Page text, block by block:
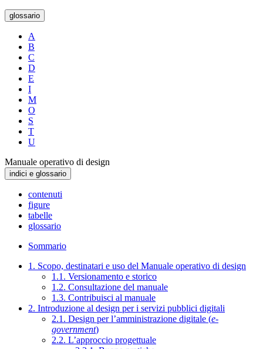
glossario
A
B
C
D
E
I
M
O
S
T
U
Manuale operativo di design
indici e glossario
contenuti
figure
tabelle
glossario
Sommario
1. Scopo, destinatari e uso del Manuale operativo di design
1.1. Versionamento e storico
1.2. Consultazione del manuale
1.3. Contribuisci al manuale
2. Introduzione al design per i servizi pubblici digitali
2.1. Design per l’amministrazione digitale (e-
government)
2.2. L’approccio progettuale